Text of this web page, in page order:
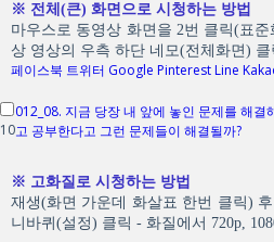
※ 전체(큰) 화면으로 시청하는 방법
마우스로 동영상 화면을 2번 클릭(표
상 영상의 우측 하단 네모(전체화면) 클
페이스북 트위터 Google Pinterest Line
10
012_08. 지금 당장 내 앞에 놓인 문제를 해
고 공부한다고 그런 문제들이 해결될까?
※ 고화질로 시청하는 방법
재생(화면 가운데 화살표 한번 클릭)
니바퀴(설정) 클릭 - 화질에서 720p,